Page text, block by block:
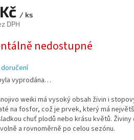
/ ks
DPH
nedostupné
vyprodána…
weiki má vysoký obsah živin i
na fosfor, což je prvek, který má
chuť plodů nebo krásu květů. Živiny
a rovnoměrně po celou sezónu.